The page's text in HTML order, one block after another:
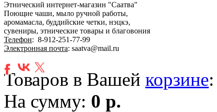
Этнический интернет-магазин "Саатва"
Поющие чаши, мыло ручной работы,
аромамасла, буддийские четки, нэцкэ,
сувениры, этнические товары и благовония
Телефон: 8-912-251-77-99
Электронная почта: saatva@mail.ru
Товаров в Вашей корзине
На сумму: 0 р.